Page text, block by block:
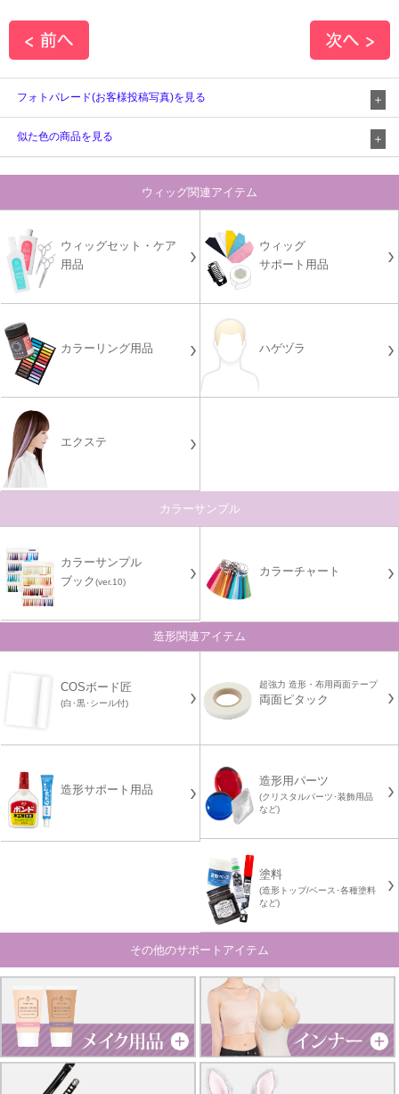
フォトパレード(お客様投稿写真)を見る
似た色の商品を見る
ウィッグ関連アイテム
ウィッグセット・ケア
用品
ウィッグ
サポート用品
カラーリング用品 ハゲヅラ
エクステ
カラーサンプル
カラーサンプル
ブック(ver.10)
カラーチャート
造形関連アイテム
COSボード匠
(白･黒･シール付)
超強力 造形・布用両面テープ
両面ピタック
造形サポート用品
造形用パーツ
(クリスタルパーツ･装飾用品
など)
塗料
(造形トップ/ベース･各種塗料
など)
その他のサポートアイテム